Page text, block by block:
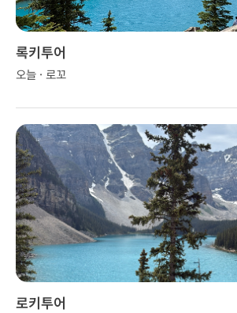
록키투어
오늘 · 로꼬
로키투어